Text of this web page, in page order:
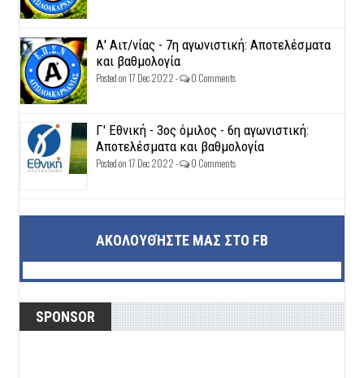
Α' Αιτ/νίας - 7η αγωνιστική: Αποτελέσματα
και βαθμολογία
Posted on 17 Dec 2022 - 0 Comments
Γ' Εθνική - 3ος όμιλος - 6η αγωνιστική:
Αποτελέσματα και βαθμολογία
Posted on 17 Dec 2022 - 0 Comments
ΑΚΟΛΟΥΘΉΣΤΕ ΜΑΣ ΣΤΟ FB
SPONSOR